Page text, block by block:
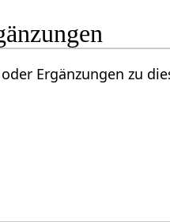
Ergänzungen zu